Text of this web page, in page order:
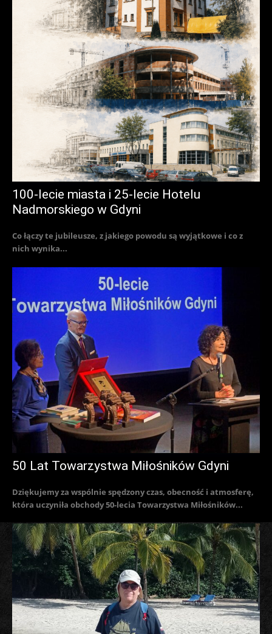
100-lecie miasta i 25-lecie Hotelu
Nadmorskiego w Gdyni
Co łączy te jubileusze, z jakiego powodu są wyjątkowe i co z
nich wynika...
50 Lat Towarzystwa Miłośników Gdyni
Dziękujemy za wspólnie spędzony czas, obecność i atmosferę,
która uczyniła obchody 50-lecia Towarzystwa Miłośników...